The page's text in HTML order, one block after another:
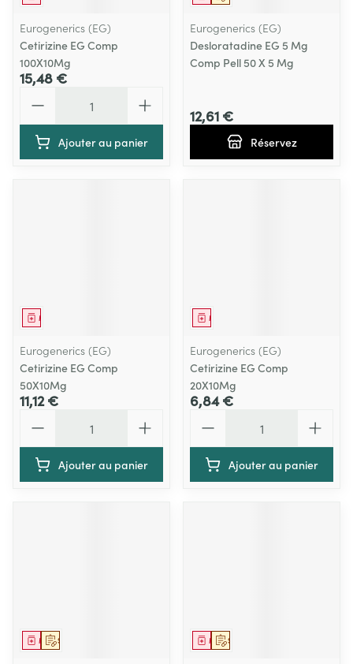
Eurogenerics (EG)
Cetirizine EG Comp
100X10Mg
15,48 €
Ajouter au panier
Eurogenerics (EG)
Desloratadine EG 5 Mg
Comp Pell 50 X 5 Mg
12,61 €
Réservez
Médicament
Eurogenerics (EG)
Cetirizine EG Comp
50X10Mg
11,12 €
Ajouter au panier
Médicament
Eurogenerics (EG)
Cetirizine EG Comp
20X10Mg
6,84 €
Ajouter au panier
Sur prescription
Médicament Sur prescription
Médicament